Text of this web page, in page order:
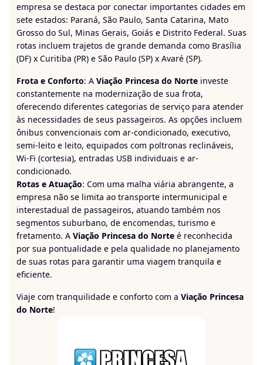
empresa se destaca por conectar importantes cidades em
sete estados: Paraná, São Paulo, Santa Catarina, Mato
Grosso do Sul, Minas Gerais, Goiás e Distrito Federal. Suas
rotas incluem trajetos de grande demanda como Brasília
(DF) x Curitiba (PR) e São Paulo (SP) x Avaré (SP).
Frota e Conforto: A Viação Princesa do Norte investe
constantemente na modernização de sua frota,
oferecendo diferentes categorias de serviço para atender
às necessidades de seus passageiros. As opções incluem
ônibus convencionais com ar-condicionado, executivo,
semi-leito e leito, equipados com poltronas reclináveis,
Wi-Fi (cortesia), entradas USB individuais e ar-
condicionado.
Rotas e Atuação: Com uma malha viária abrangente, a
empresa não se limita ao transporte intermunicipal e
interestadual de passageiros, atuando também nos
segmentos suburbano, de encomendas, turismo e
fretamento. A Viação Princesa do Norte é reconhecida
por sua pontualidade e pela qualidade no planejamento
de suas rotas para garantir uma viagem tranquila e
eficiente.
Viaje com tranquilidade e conforto com a Viação Princesa
do Norte!